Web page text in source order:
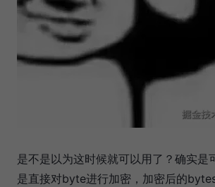
是不是以为这时候就可以用了？确实是
是直接对byte进行加密，加密后的